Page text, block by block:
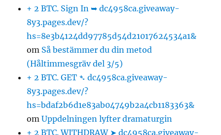
+ 2 BTC. Sign In ➥ dc4958ca.giveaway-
8y3.pages.dev/?
hs=8e3b4124dd97785d54d21017624534a1&
om Så bestämmer du din metod
(Håltimmesgräv del 3/5)
+ 2 BTC. GET ➴ dc4958ca.giveaway-
8y3.pages.dev/?
hs=bdaf2b6d1e83ab04749b2a4cb1183363&
omUppdelningen lyfter dramaturgin
+ 2 BTC. WITHDRAW ➤ dc4958ca.giveaway-